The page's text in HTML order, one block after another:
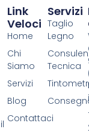
Servizi
Taglio
Legno
Tecnica
Link
Veloci
Home
Chi
Siamo
Servizi
Blog
Contattaci